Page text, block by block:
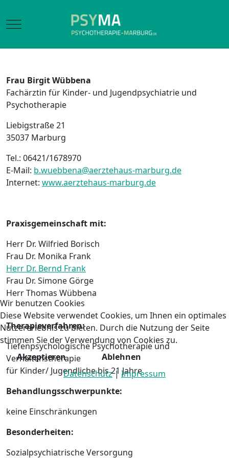
Mobile Menu Toggle
Frau Birgit Wübbena
Fachärztin für Kinder- und Jugendpsychiatrie und
Psychotherapie
Liebigstraße 21
35037 Marburg
Tel.: 06421/1678970
E-Mail: b.wuebbena@aerztehaus-marburg.de
Internet: www.aerztehaus-marburg.de
Praxisgemeinschaft mit:
Herr Dr. Wilfried Borisch
Frau Dr. Monika Frank
Herr Dr. Bernd Frank
Frau Dr. Simone Görge
Herr Thomas Wübbena
Therapieverfahren:
Tiefenpsychologische Psychotherapie und
Verhaltenstherapie
für Kinder/ Jugendliche bis 21 Jahre
Behandlungsschwerpunkte:
keine Einschränkungen
Besonderheiten:
Sozialpsychiatrische Versorgung
Wir benutzen Cookies
Diese Website verwendet Cookies, um Ihnen ein optimales
Nutzererlebnis zu bieten. Durch die Nutzung der Seite
stimmen Sie der Verwendung von Cookies zu.
Akzeptieren
Ablehnen
Datenschutz| Impressum